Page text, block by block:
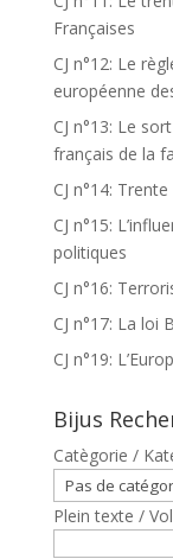
Françaises
CJ n°12: Le
européenne
CJ n°13: Le
français de la
CJ n°14:
CJ n°15:
politiques
CJ n°16:
CJ n°17: La loi
CJ n°19:
Bijus
Catègorie /
Plein texte /